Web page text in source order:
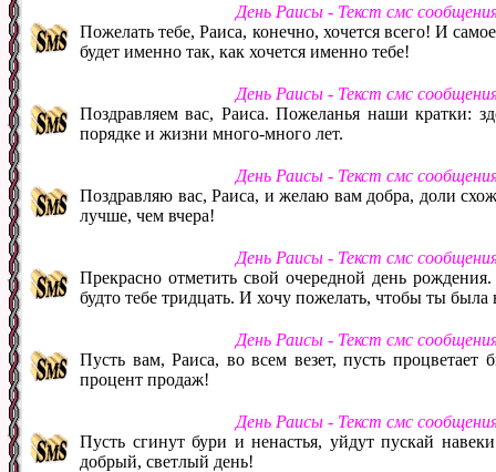
День Раисы - Текст смс
Пожелать тебе, Раиса, конечно, хочется всего! И
будет именно так, как хочется именно тебе!
День Раисы - Текст смс
Поздравляем вас, Раиса. Пожеланья наши кратки:
порядке и жизни много-много лет.
День Раисы - Текст смс
Поздравляю вас, Раиса, и желаю вам добра, доли
лучше, чем вчера!
День Раисы - Текст смс
Прекрасно отметить свой очередной день
будто тебе тридцать. И хочу пожелать, чтобы ты
День Раисы - Текст смс
Пусть вам, Раиса, во всем везет, пусть процветает
процент продаж!
День Раисы - Текст смс
Пусть сгинут бури и ненастья, уйдут пускай
добрый, светлый день!